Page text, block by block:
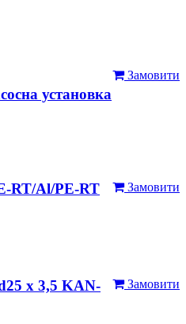
Замовити
установка
Замовити
RT/Al/PE-RT
Замовити
х 3,5 KAN-